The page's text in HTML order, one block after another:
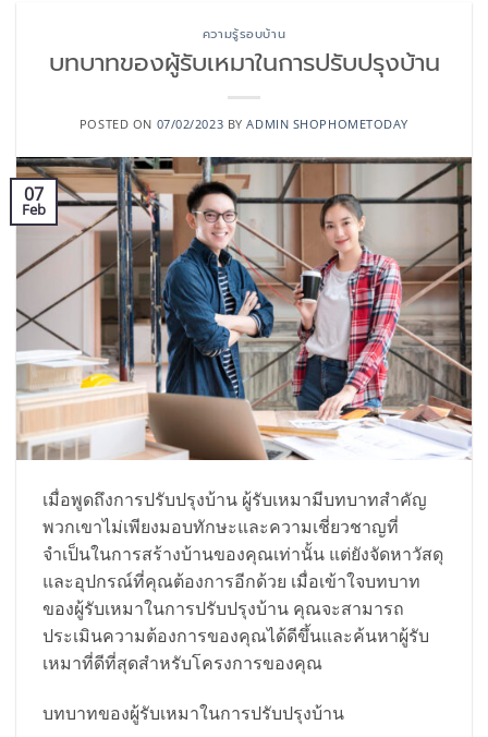
ความรู้รอบบ้าน
บทบาทของผู้รับเหมาในการปรับปรุงบ้าน
POSTED ON 07/02/2023 BYADMIN SHOPHOMETODAY
07
Feb
เมื่อพูดถึงการปรับปรุงบ้าน ผู้รับเหมามีบทบาทสำคัญ
พวกเขาไม่เพียงมอบทักษะและความเชี่ยวชาญที่
จำเป็นในการสร้างบ้านของคุณเท่านั้น แต่ยังจัดหาวัสดุ
และอุปกรณ์ที่คุณต้องการอีกด้วย เมื่อเข้าใจบทบาท
ของผู้รับเหมาในการปรับปรุงบ้าน คุณจะสามารถ
ประเมินความต้องการของคุณได้ดีขึ้นและค้นหาผู้รับ
เหมาที่ดีที่สุดสำหรับโครงการของคุณ
บทบาทของผู้รับเหมาในการปรับปรุงบ้าน